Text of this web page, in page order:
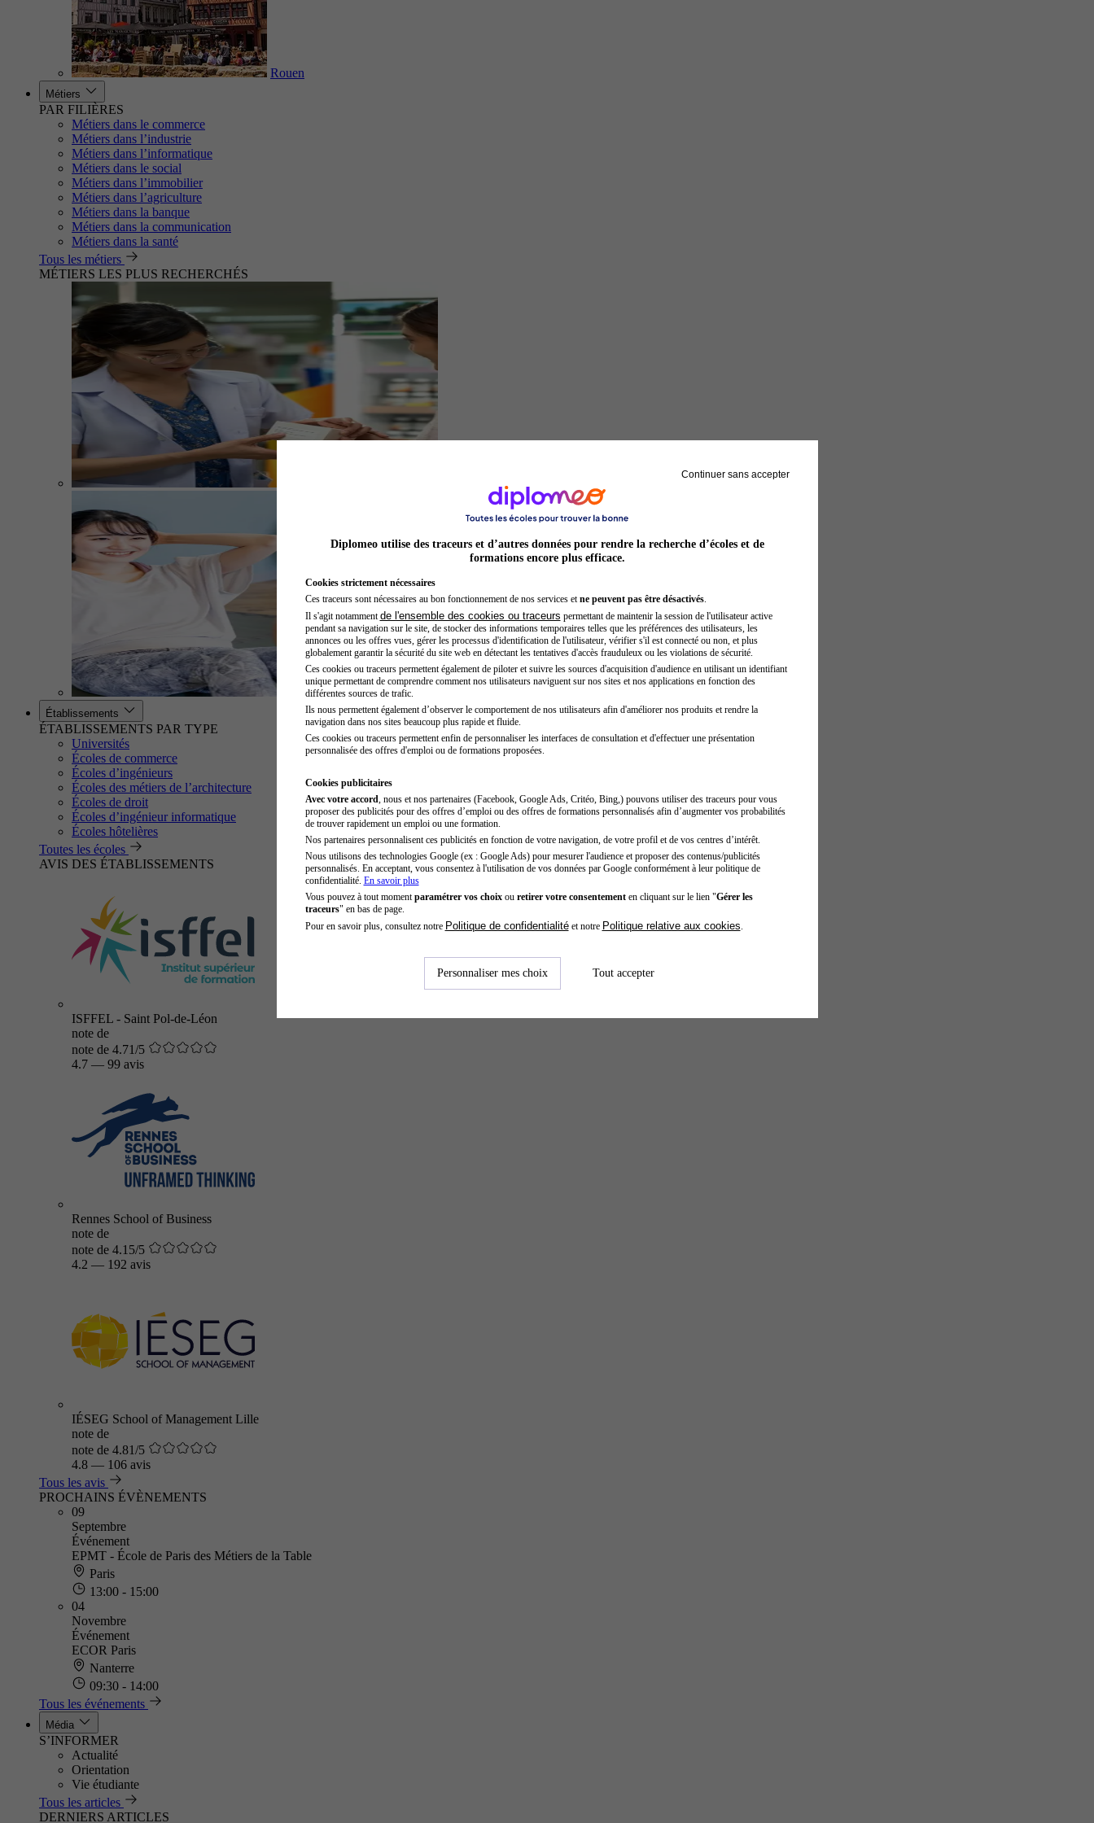
Rouen
Métiers
PAR FILIÈRES
Métiers dans le commerce
Métiers dans l’industrie
Métiers dans l’informatique
Métiers dans le social
Métiers dans l’immobilier
Métiers dans l’agriculture
Métiers dans la banque
Métiers dans la communication
Métiers dans la santé
Tous les métiers
MÉTIERS LES PLUS RECHERCHÉS
Préparateur en pharmacie
Établissements
ÉTABLISSEMENTS PAR TYPE
Universités
Écoles de commerce
Écoles d’ingénieurs
Écoles des métiers de l’architecture
Écoles de droit
Écoles d’ingénieur informatique
Écoles hôtelières
Toutes les écoles
AVIS DES ÉTABLISSEMENTS
ISFFEL - Saint Pol-de-Léon
note de
note de 4.71/5
4.7 — 99 avis
Rennes School of Business
note de
note de 4.15/5
4.2 — 192 avis
IÉSEG School of Management Lille
note de
note de 4.81/5
4.8 — 106 avis
Tous les avis
PROCHAINS ÉVÈNEMENTS
09
Septembre
Événement
EPMT - École de Paris des Métiers de la Table
Paris
13:00 - 15:00
04
Novembre
Événement
ECOR Paris
Nanterre
09:30 - 14:00
Tous les événements
Média
S’INFORMER
Actualité
Orientation
Vie étudiante
Tous les articles
DERNIERS ARTICLES
Continuer sans accepter
Diplomeo utilise des traceurs et d’autres données pour rendre la recherche d’écoles et de
formations encore plus efficace.
Cookies strictement nécessaires
Ces traceurs sont nécessaires au bon fonctionnement de nos services et ne peuvent pas être désactivés.
Il s'agit notamment de l'ensemble des cookies ou traceurs permettant de maintenir la session de l'utilisateur active
pendant sa navigation sur le site, de stocker des informations temporaires telles que les préférences des utilisateurs, les
annonces ou les offres vues, gérer les processus d'identification de l'utilisateur, vérifier s'il est connecté ou non, et plus
globalement garantir la sécurité du site web en détectant les tentatives d'accès frauduleux ou les violations de sécurité.
Ces cookies ou traceurs permettent également de piloter et suivre les sources d'acquisition d'audience en utilisant un identifiant
unique permettant de comprendre comment nos utilisateurs naviguent sur nos sites et nos applications en fonction des
différentes sources de trafic.
Ils nous permettent également d’observer le comportement de nos utilisateurs afin d'améliorer nos produits et rendre la
navigation dans nos sites beaucoup plus rapide et fluide.
Ces cookies ou traceurs permettent enfin de personnaliser les interfaces de consultation et d'effectuer une présentation
personnalisée des offres d'emploi ou de formations proposées.
Cookies publicitaires
Avec votre accord , nous et nos partenaires (Facebook, Google Ads, Critéo, Bing,) pouvons utiliser des traceurs pour vous
proposer des publicités pour des offres d’emploi ou des offres de formations personnalisés afin d’augmenter vos probabilités
de trouver rapidement un emploi ou une formation.
Nos partenaires personnalisent ces publicités en fonction de votre navigation, de votre profil et de vos centres d’intérêt.
Nous utilisons des technologies Google (ex : Google Ads) pour mesurer l'audience et proposer des contenus/publicités
personnalisés. En acceptant, vous consentez à l'utilisation de vos données par Google conformément à leur politique de
confidentialité. En savoir plus
Vous pouvez à tout moment paramétrer vos choixou retirer votre consentementen cliquant sur le lien "Gérer les
traceurs" en bas de page.
Pour en savoir plus, consultez notre Politique de confidentialitéet notre Politique relative aux cookies
Personnaliser mes choix Tout accepter